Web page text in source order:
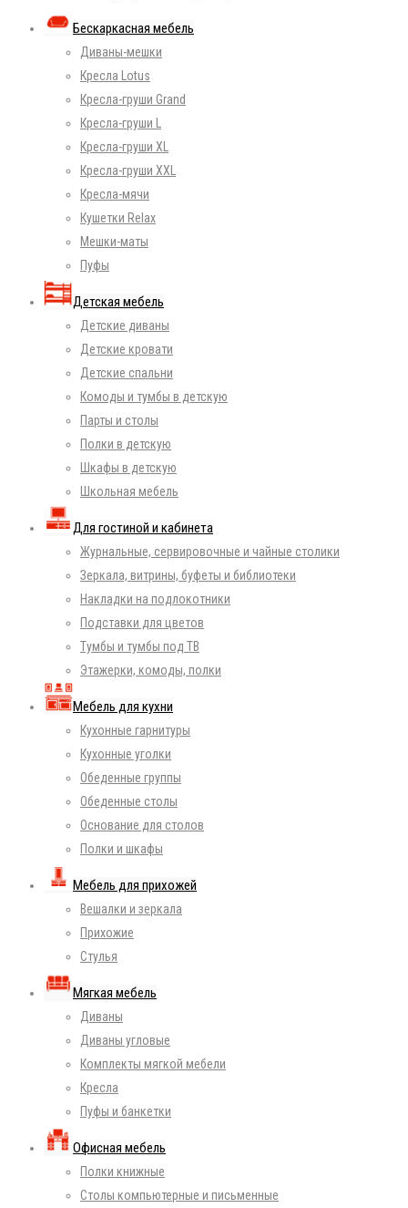
Бескаркасная мебель
Диваны-мешки
Кресла Lotus
Кресла-груши Grand
Кресла-груши L
Кресла-груши XL
Кресла-груши XXL
Кресла-мячи
Кушетки Relax
Мешки-маты
Пуфы
Детская мебель
Детские диваны
Детские кровати
Детские спальни
Комоды и тумбы в детскую
Парты и столы
Полки в детскую
Шкафы в детскую
Школьная мебель
Для гостиной и кабинета
Журнальные, сервировочные и чайные столики
Зеркала, витрины, буфеты и библиотеки
Накладки на подлокотники
Подставки для цветов
Тумбы и тумбы под ТВ
Этажерки, комоды, полки
Мебель для кухни
Кухонные гарнитуры
Кухонные уголки
Обеденные группы
Обеденные столы
Основание для столов
Полки и шкафы
Мебель для прихожей
Вешалки и зеркала
Прихожие
Стулья
Мягкая мебель
Диваны
Диваны угловые
Комплекты мягкой мебели
Кресла
Пуфы и банкетки
Офисная мебель
Полки книжные
Столы компьютерные и письменные